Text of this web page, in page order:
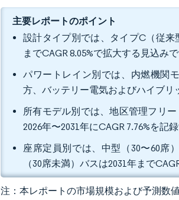
主要レポートのポイント
設計タイプ別では、タイプC（従来
までCAGR 8.05%で拡大する見込みで
パワートレイン別では、内燃機関
方、バッテリー電気およびハイブリ
所有モデル別では、地区管理フリ
2026年〜2031年にCAGR 7.76%を記
座席定員別では、中型（30〜60席
（30席未満）バスは2031年まで
注：本レポートの市場規模および予測数